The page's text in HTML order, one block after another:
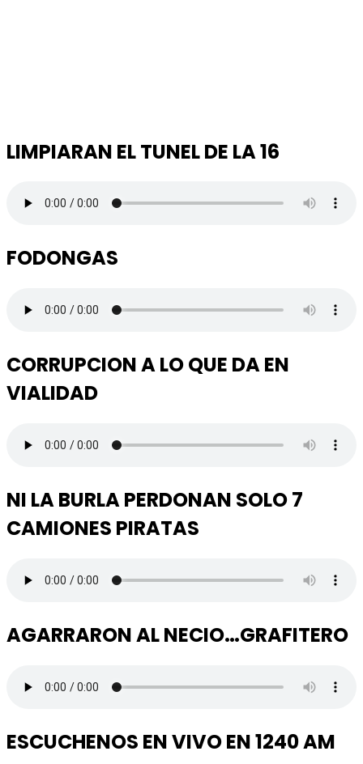
LIMPIARAN EL TUNEL DE LA 16
FODONGAS
CORRUPCION A LO QUE DA EN
VIALIDAD
NI LA BURLA PERDONAN SOLO 7
CAMIONES PIRATAS
AGARRARON AL NECIO…GRAFITERO
ESCUCHENOS EN VIVO EN 1240 AM